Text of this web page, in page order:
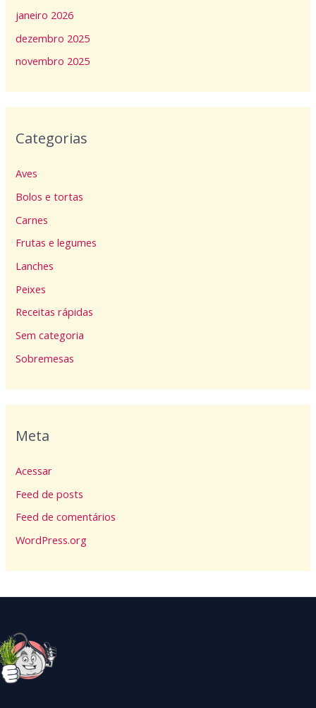
janeiro 2026
dezembro 2025
novembro 2025
Categorias
Aves
Bolos e tortas
Carnes
Frutas e legumes
Lanches
Peixes
Receitas rápidas
Sem categoria
Sobremesas
Meta
Acessar
Feed de posts
Feed de comentários
WordPress.org